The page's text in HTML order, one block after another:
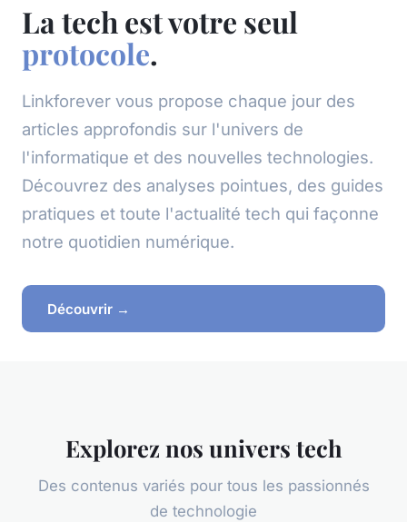
La tech est votre seul
protocole.
Linkforever vous propose chaque jour des
articles approfondis sur l'univers de
l'informatique et des nouvelles technologies.
Découvrez des analyses pointues, des guides
pratiques et toute l'actualité tech qui façonne
notre quotidien numérique.
Découvrir →
Explorez nos univers tech
Des contenus variés pour tous les passionnés
de technologie